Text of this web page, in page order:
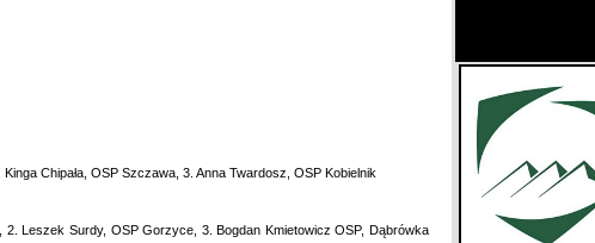
Chipała, OSP Szczawa, 3. Anna Twardosz, OSP Kobielnik
2. Leszek Surdy, OSP Gorzyce, 3. Bogdan Kmietowicz OSP, Dąbrówka